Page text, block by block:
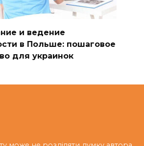
и ведение
в Польше: пошаговое
для украинок